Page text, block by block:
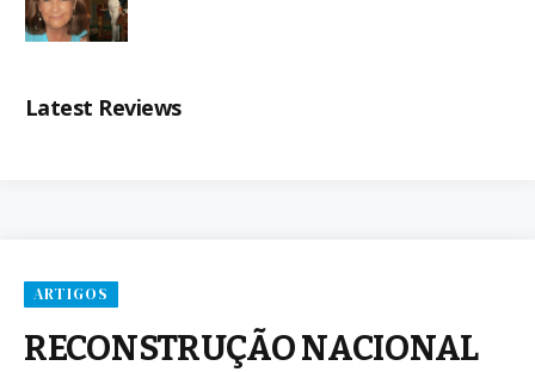
Latest Reviews
ARTIGOS
RECONSTRUÇÃO NACIONAL